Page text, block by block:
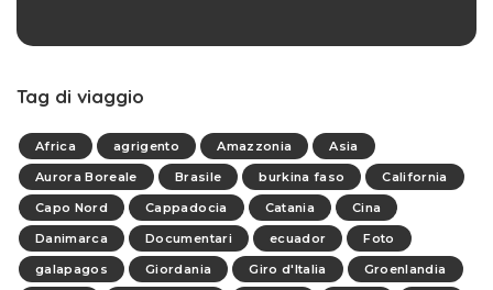
Tag di viaggio
Africa agrigento Amazzonia
Asia
Aurora Boreale
Brasile burkina faso
California
Capo Nord
Cappadocia Catania
Cina
Danimarca
Documentari ecuador
Foto
galapagos
Giordania Giro d'Italia
Groenlandia